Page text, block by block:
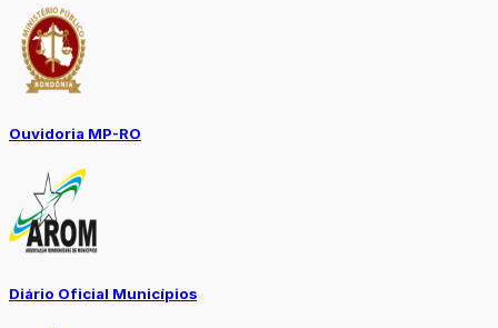
Ouvidoria MP-RO
Diário Oficial Municípios